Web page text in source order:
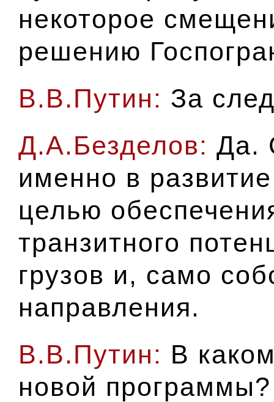
некоторое
решению
В.В.Путин: За
Д.А.Безделов: Да.
именно в
целью
транзитного
грузов и, само
направления.
В.В.Путин: В
новой